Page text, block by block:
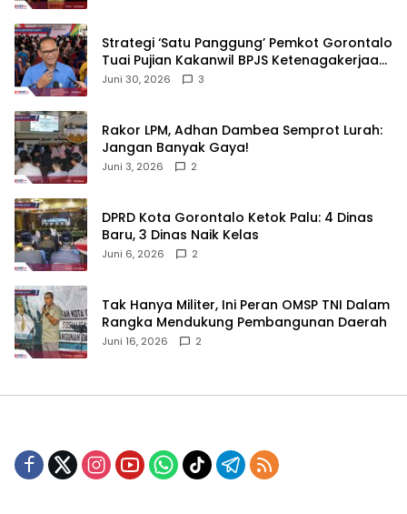
Strategi ‘Satu Panggung’ Pemkot Gorontalo
Tuai Pujian Kakanwil BPJS Ketenagakerjaan
Sulama‎‎
Juni 30, 2026 3
‎Rakor LPM, Adhan Dambea Semprot Lurah:
Jangan Banyak Gaya!‎
Juni 3, 2026 2
‎DPRD Kota Gorontalo Ketok Palu: 4 Dinas
Baru, 3 Dinas Naik Kelas
Juni 6, 2026 2
‎Tak Hanya Militer, Ini Peran OMSP TNI Dalam
Rangka Mendukung Pembangunan Daerah
Juni 16, 2026 2